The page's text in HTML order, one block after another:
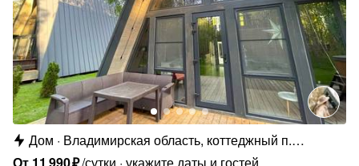
Дом
Владимирская область, коттеджный п.
Сосновые Озёра
От 11 990₽/сутки укажите даты и гостей